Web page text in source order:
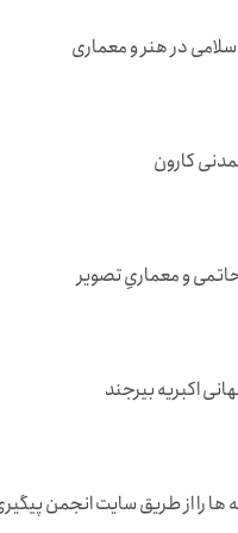
ها را از طریق سایت انجمن